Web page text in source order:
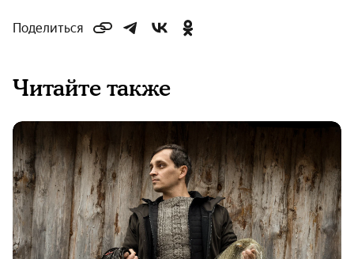
Поделиться
Читайте также